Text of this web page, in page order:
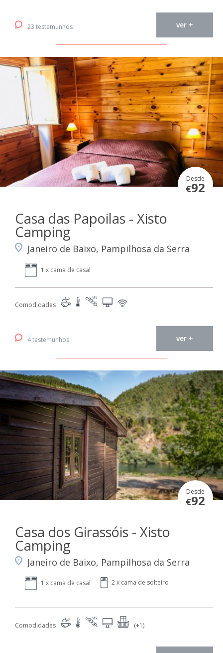
23 testemunhos ver +
Desde
€92
Casa das Papoilas - Xisto
Camping
Janeiro de Baixo, Pampilhosa da Serra
1 x cama de casal
Comodidades
4 testemunhos ver +
Desde
€92
Casa dos Girassóis - Xisto
Camping
Janeiro de Baixo, Pampilhosa da Serra
1 x cama de casal 2 x cama de solteiro
Comodidades (+1)